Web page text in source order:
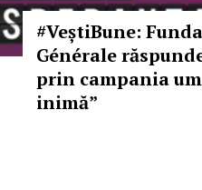
#VeștiBune:
Générale
prin campania
inimă”